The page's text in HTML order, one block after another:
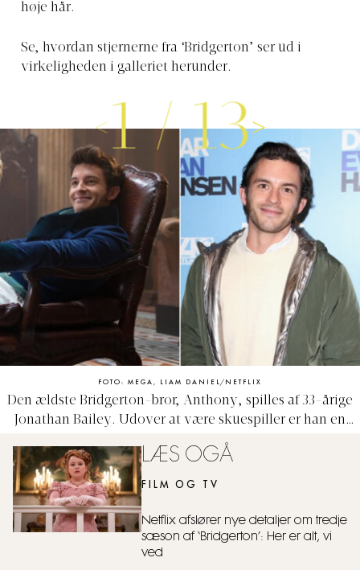
høje hår.
Se, hvordan stjernerne fra ‘Bridgerton’ ser ud i
virkeligheden i galleriet herunder.
1/13
FOTO: MEGA, LIAM DANIEL/NETFLIX
Den ældste Bridgerton-bror, Anthony, spilles af 33-årige
Jonathan Bailey. Udover at være skuespiller er han en
prisvindende musical-stjerne.
LÆS OGÅ
FILM OG TV
Netflix afslører nye detaljer om tredje
sæson af ‘Bridgerton’: Her er alt, vi
ved